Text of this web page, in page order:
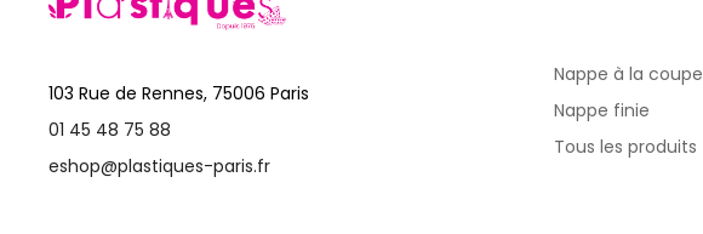
103 Rue de Rennes, 75006 Paris
01 45 48 75 88
eshop@plastiques-paris.fr
Nappe à la coupe
Nappe finie
Tous les produits